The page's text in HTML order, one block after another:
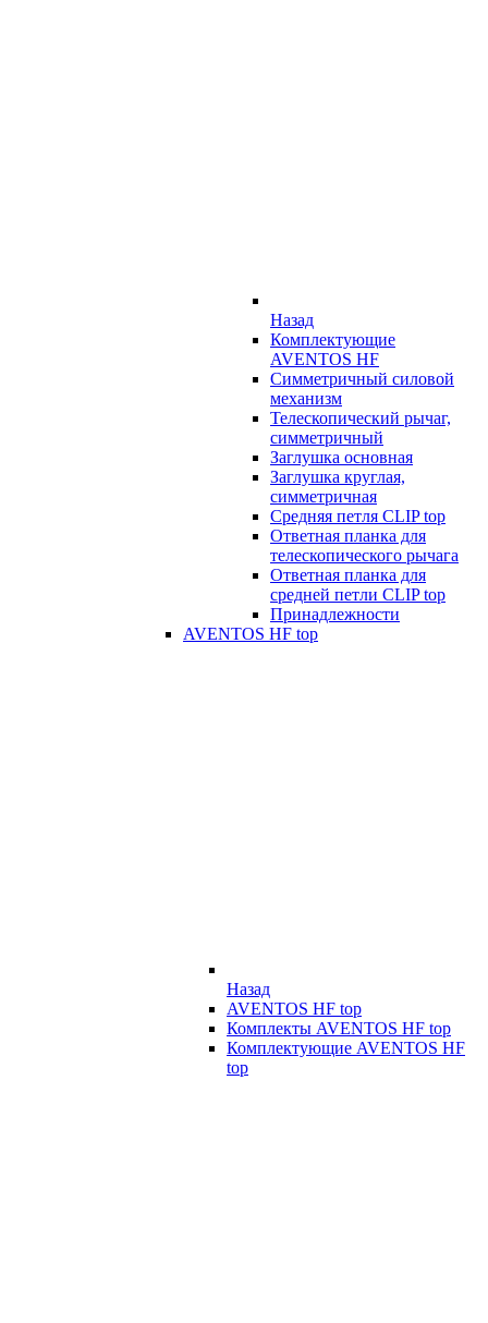
Назад
Комплектующие
AVENTOS HF
Симметричный силовой
механизм
Телескопический рычаг,
симметричный
Заглушка основная
Заглушка круглая,
симметричная
Средняя петля CLIP top
Ответная планка для
телескопического рычага
Ответная планка для
средней петли CLIP top
Принадлежности
AVENTOS HF top
Назад
AVENTOS HF top
Комплекты AVENTOS HF top
Комплектующие AVENTOS HF
top